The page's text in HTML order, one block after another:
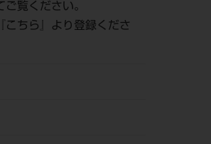
ご覧ください。
こちら
』より登録くださ